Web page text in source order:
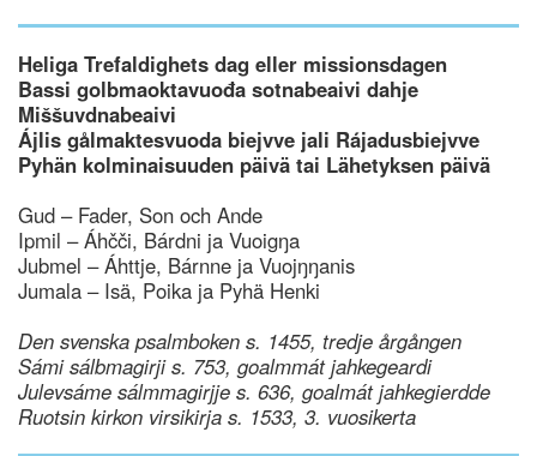
Heliga Trefaldighets dag eller missionsdagen
Bassi golbmaoktavuođa sotnabeaivi dahje
Miššuvdnabeaivi
Ájlis gålmaktesvuoda biejvve jali Rájadusbiejvve
Pyhän kolminaisuuden päivä tai Lähetyksen päivä
Gud – Fader, Son och Ande
Ipmil – Áhčči, Bárdni ja Vuoigŋa
Jubmel – Áhttje, Bárnne ja Vuojŋŋanis
Jumala – Isä, Poika ja Pyhä Henki
Den svenska psalmboken s. 1455, tredje årgången
Sámi sálbmagirji s. 753, goalmmát jahkegeardi
Julevsáme sálmmagirjje s. 636, goalmát jahkegierdde
Ruotsin kirkon virsikirja s. 1533, 3. vuosikerta